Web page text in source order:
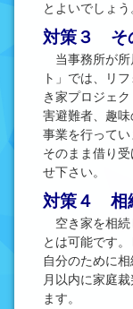
とよいでしょう
対策３ そ
当事務所が所
ト」では、リ
き家プロジェ
害避難者、趣
事業を行って
そのまま借り
せ下さい。
対策４ 相
空き家を相続
とは可能です
自分のために
月以内に家庭
ます。